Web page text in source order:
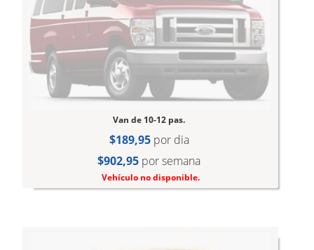
Van de 10-12 pas.
$189,95por dia
$902,95 por semana
Vehículo no disponible.